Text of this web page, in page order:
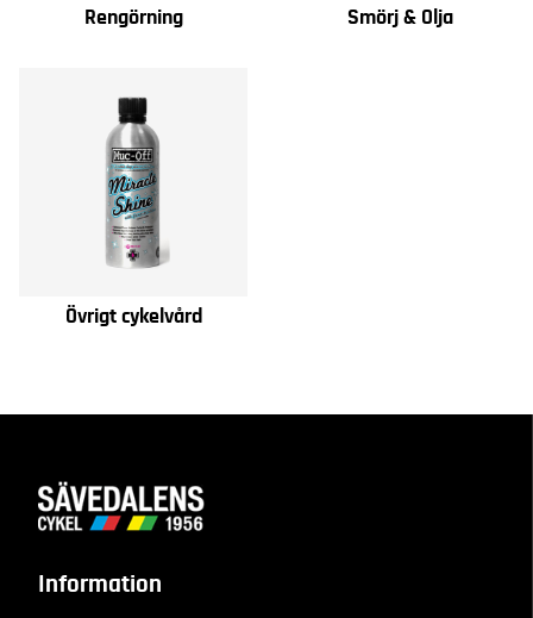
Rengörning Smörj & Olja
Övrigt cykelvård
Information